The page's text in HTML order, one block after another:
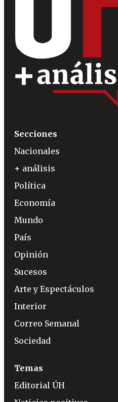
Secciones
Nacionales
+ análisis
Política
Economía
Mundo
País
Opinión
Sucesos
Arte y Espectáculos
Interior
Correo Semanal
Sociedad
Temas
Editorial ÚH